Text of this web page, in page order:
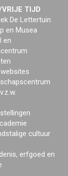
VRIJE TIJD
De Lettertuin
en Musea
en
cultuur
erfgoed en